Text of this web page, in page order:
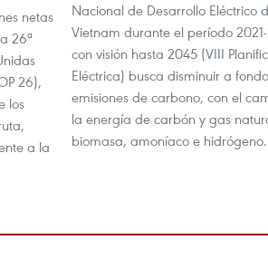
netas
26ª
26),
los
a la
Nacional de Desarrollo Eléctrico
Vietnam durante el período
con visión hasta 2045 (VIII
Eléctrica) busca disminuir a
emisiones de carbono, con el
la energía de carbón y gas
biomasa, amoníaco e hidrógeno.